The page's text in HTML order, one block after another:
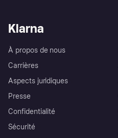
Klarna
À propos de nous
Carrières
Aspects juridiques
Presse
Confidentialité
Sécurité